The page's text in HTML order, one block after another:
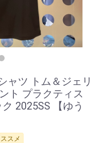
ャツ トム＆ジェリ
ト プラクティス
2025SS 【ゆう
スメ